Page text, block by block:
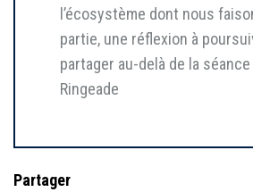
l’écosystème dont nous
partie, une réflexion à
partager au-delà de la séance
Ringeade
Partager